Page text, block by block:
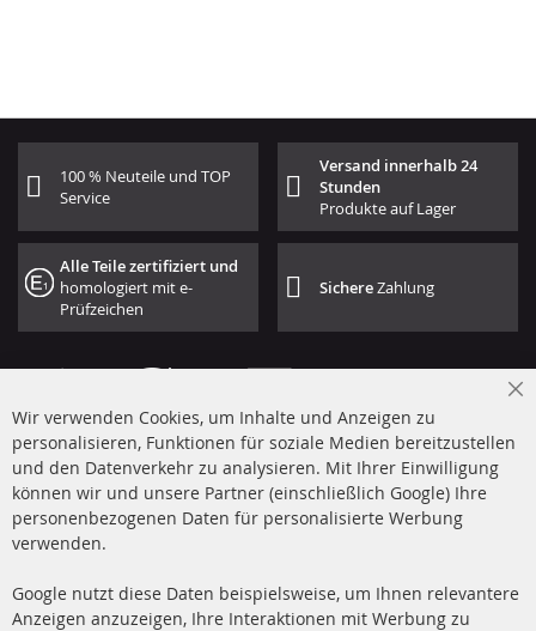
100 % Neuteile und TOP
Service
Versand innerhalb 24
Stunden
Produkte auf Lager
Alle Teile zertifiziert und
homologiert mit e-
Prüfzeichen
SichereZahlung
+49 (0) 4533 799 00 0
Mo-Do: 09-17 Uhr, Fr 09-16 Uhr
info@contra-automotive.de
facebook
instagram
Wir verwenden Cookies, um Inhalte und Anzeigen zu
personalisieren, Funktionen für soziale Medien bereitzustellen
und den Datenverkehr zu analysieren. Mit Ihrer Einwilligung
können wir und unsere Partner (einschließlich Google) Ihre
personenbezogenen Daten für personalisierte Werbung
verwenden.
Google nutzt diese Daten beispielsweise, um Ihnen relevantere
Anzeigen anzuzeigen, Ihre Interaktionen mit Werbung zu